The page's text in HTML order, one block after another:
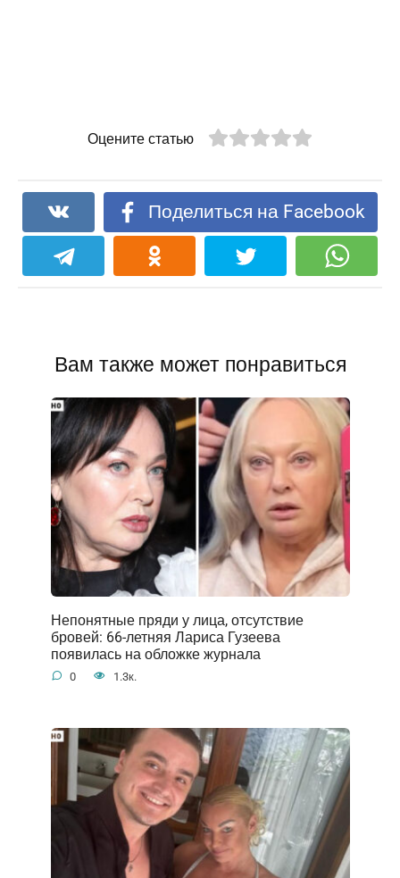
Оцените статью
Поделиться на Facebook
Вам также может понравиться
Непонятные пряди у лица, отсутствие
бровей: 66-летняя Лариса Гузеева
появилась на обложке журнала
0 1.3к.